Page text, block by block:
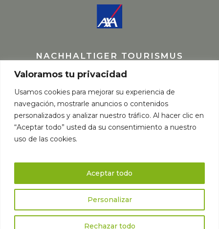
Valoramos tu privacidad
Usamos cookies para mejorar su experiencia de
navegación, mostrarle anuncios o contenidos
personalizados y analizar nuestro tráfico. Al hacer clic en
“Aceptar todo” usted da su consentimiento a nuestro
uso de las cookies.
Personalizar
Rechazar todo
Aceptar todo
NACHHALTIGER TOURISMUS
© Copyright elaborado porFernando SpiluttiniNatourtravel
SL – CIF B38946257 | Licencia nº: I-AV-0000598.3